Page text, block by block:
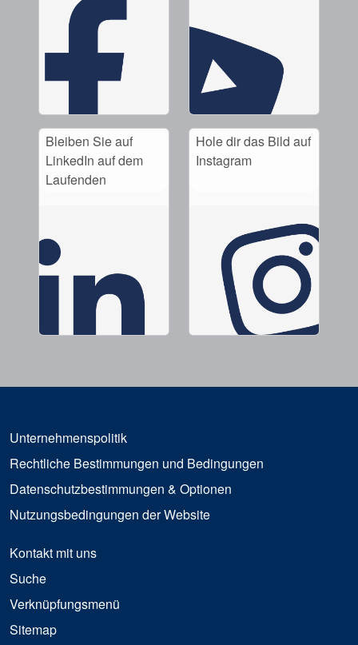
Bleiben Sie auf
LinkedIn auf dem
Laufenden
Hole dir das Bild auf
Instagram
Unternehmenspolitik
Rechtliche Bestimmungen und Bedingungen
Datenschutzbestimmungen & Optionen
Nutzungsbedingungen der Website
Kontakt mit uns
Suche
Verknüpfungsmenü
Sitemap